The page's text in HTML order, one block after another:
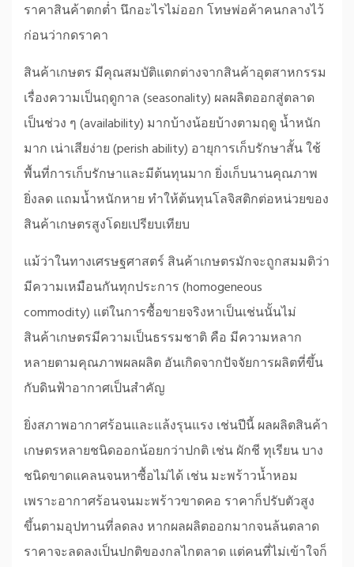
ราคาสินค้าตกต่ำ นึกอะไรไม่ออก โทษพ่อค้าคนกลางไว้
ก่อนว่ากดราคา
สินค้าเกษตร มีคุณสมบัติแตกต่างจากสินค้าอุตสาหกรรม
เรื่องความเป็นฤดูกาล (seasonality) ผลผลิตออกสู่ตลาด
เป็นช่วง ๆ (availability) มากบ้างน้อยบ้างตามฤดู น้ำหนัก
มาก เน่าเสียง่าย (perish ability) อายุการเก็บรักษาสั้น ใช้
พื้นที่การเก็บรักษาและมีต้นทุนมาก ยิ่งเก็บนานคุณภาพ
ยิ่งลด แถมน้ำหนักหาย ทำให้ต้นทุนโลจิสติกต่อหน่วยของ
สินค้าเกษตรสูงโดยเปรียบเทียบ
แม้ว่าในทางเศรษฐศาสตร์ สินค้าเกษตรมักจะถูกสมมติว่า
มีความเหมือนกันทุกประการ (homogeneous
commodity) แต่ในการซื้อขายจริงหาเป็นเช่นนั้นไม่
สินค้าเกษตรมีความเป็นธรรมชาติ คือ มีความหลาก
หลายตามคุณภาพผลผลิต อันเกิดจากปัจจัยการผลิตที่ขึ้น
กับดินฟ้าอากาศเป็นสำคัญ
ยิ่งสภาพอากาศร้อนและแล้งรุนแรง เช่นปีนี้ ผลผลิตสินค้า
เกษตรหลายชนิดออกน้อยกว่าปกติ เช่น ผักชี ทุเรียน บาง
ชนิดขาดแคลนจนหาซื้อไม่ได้ เช่น มะพร้าวน้ำหอม
เพราะอากาศร้อนจนมะพร้าวขาดคอ ราคาก็ปรับตัวสูง
ขึ้นตามอุปทานที่ลดลง หากผลผลิตออกมากจนล้นตลาด
ราคาจะลดลงเป็นปกติของกลไกตลาด แต่คนที่ไม่เข้าใจก็